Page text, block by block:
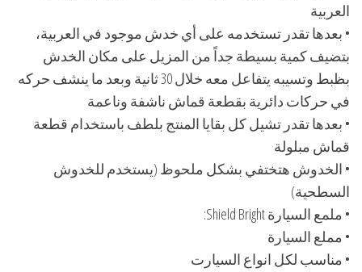
العربية
• بعدها تقدر تستخدمه على أي خدش موجود في العربية،
بتضيف كمية بسيطة جداً من المزيل على مكان الخدش
بظبط وتسيبه يتفاعل معه خلال 30 ثانية وبعد ما ينشف حركه
في حركات دائرية بقطعة قماش ناشفة وناعمة
• بعدها تقدر تشيل كل بقايا المنتج بلطف باستخدام قطعة
قماش مبلولة
• الخدوش هتختفي بشكل ملحوظ (يستخدم للخدوش
السطحية)
• ملمع السيارة Shield Bright:
• مملع السيارة
• مناسب لكل انواع السيارت